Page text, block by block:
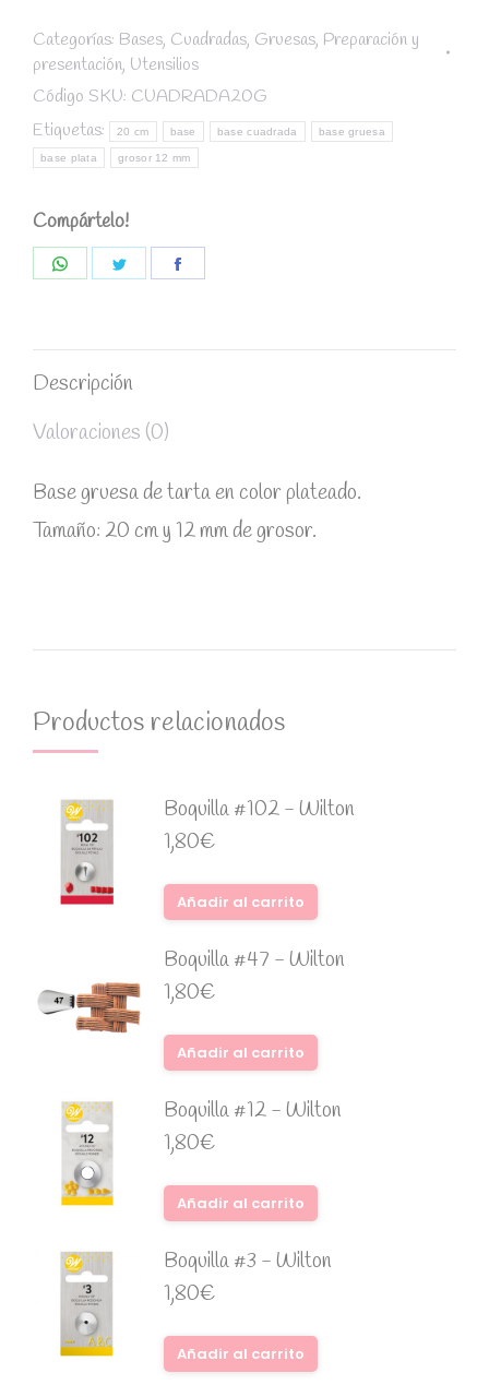
20
cm
/
grosor
12
quantity
Categorías: Bases, Cuadradas, Gruesas, Preparación y
presentación, Utensilios
Código SKU: CUADRADA20G
Etiquetas:
20 cm base base cuadrada base gruesa
base plata grosor 12 mm
Compártelo!
Descripción
Valoraciones (0)
Base gruesa de tarta en color plateado.
Tamaño: 20 cm y 12 mm de grosor.
Productos relacionados
Boquilla #102 - Wilton
1,80€
Añadir al carrito
Boquilla #47 - Wilton
1,80€
Añadir al carrito
Boquilla #12 - Wilton
1,80€
Añadir al carrito
Boquilla #3 - Wilton
1,80€
Añadir al carrito